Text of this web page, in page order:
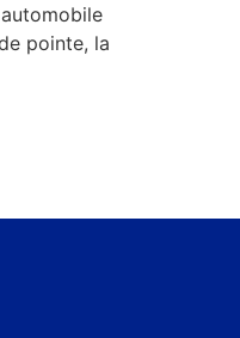
pointe, la